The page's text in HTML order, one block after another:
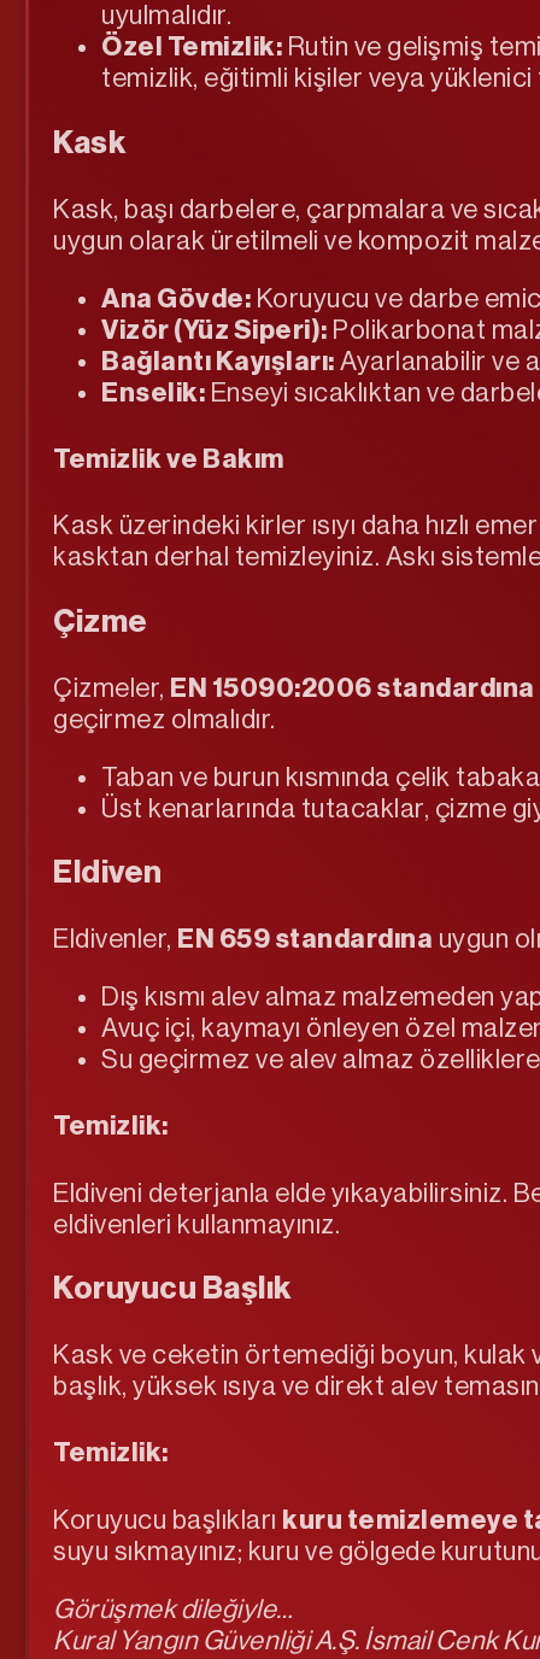
uyulmalıdır.
Özel Temizlik: Rutin ve gelişmiş
temizlik, eğitimli kişiler veya yüklenici
Kask
Kask, başı darbelere, çarpmalara ve
uygun olarak üretilmeli ve kompozit
Ana Gövde: Koruyucu ve darbe
Vizör (Yüz Siperi): Polikarbonat
Bağlantı Kayışları: Ayarlanabilir ve
Enselik: Enseyi sıcaklıktan ve
Temizlik ve Bakım
Kask üzerindeki kirler ısıyı daha hızlı
kasktan derhal temizleyiniz. Askı
Çizme
Çizmeler, EN 15090:2006 standardına
geçirmez olmalıdır.
Taban ve burun kısmında çelik tabaka
Üst kenarlarında tutacaklar, çizme
Eldiven
Eldivenler, EN 659 standardına uygun
Dış kısmı alev almaz malzemeden
Avuç içi, kaymayı önleyen özel
Su geçirmez ve alev almaz
Temizlik:
Eldiveni deterjanla elde yıkayabilirsiniz.
eldivenleri kullanmayınız.
Koruyucu Başlık
Kask ve ceketin örtemediği boyun, kulak
başlık, yüksek ısıya ve direkt alev
Temizlik:
Koruyucu başlıkları kuru temizlemeye
suyu sıkmayınız; kuru ve gölgede
Görüşmek dileğiyle…
Kural Yangın Güvenliği A.Ş. İsmail Cenk